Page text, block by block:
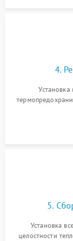
4.
выгоревших
5.
Установка
целостности